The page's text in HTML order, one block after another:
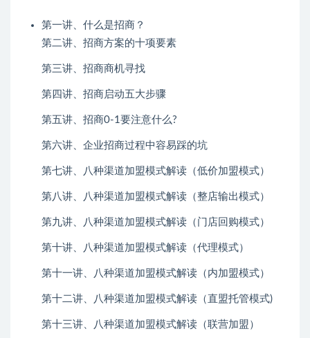
第一讲、什么是招商？
第二讲、招商方案的十项要素
第三讲、招商商机寻找
第四讲、招商启动五大步骤
第五讲、招商0-1要注意什么?
第六讲、企业招商过程中容易踩的坑
第七讲、八种渠道加盟模式解读（低价加盟模式）
第八讲、八种渠道加盟模式解读（整店输出模式）
第九讲、八种渠道加盟模式解读（门店回购模式）
第十讲、八种渠道加盟模式解读（代理模式）
第十一讲、八种渠道加盟模式解读（内加盟模式）
第十二讲、八种渠道加盟模式解读（直盟托管模式)
第十三讲、八种渠道加盟模式解读（联营加盟）